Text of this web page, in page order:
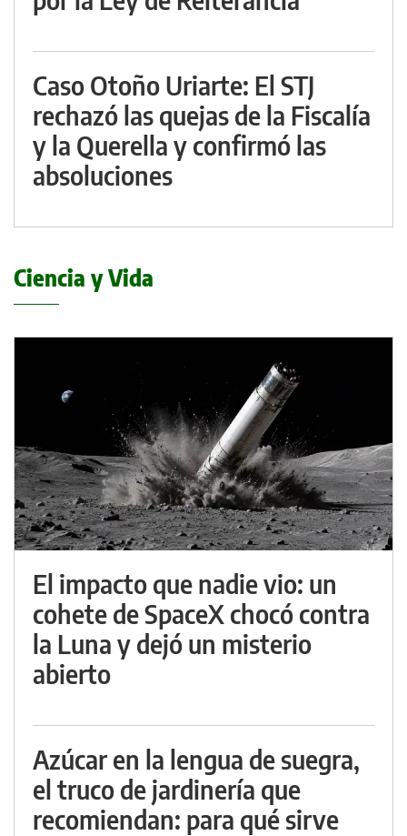
Caso Otoño Uriarte: El STJ
rechazó las quejas de la Fiscalía
y la Querella y confirmó las
absoluciones
Ciencia y Vida
El impacto que nadie vio: un
cohete de SpaceX chocó contra
la Luna y dejó un misterio
abierto
Azúcar en la lengua de suegra,
el truco de jardinería que
recomiendan: para qué sirve